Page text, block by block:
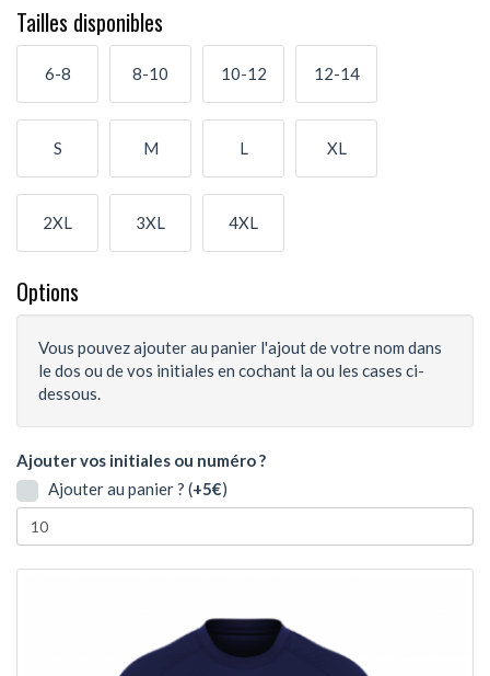
Tailles disponibles
6-8 8-10 10-12 12-14
S M L XL
2XL 3XL 4XL
Options
Vous pouvez ajouter au panier l'ajout de votre nom dans
le dos ou de vos initiales en cochant la ou les cases ci-
dessous.
Ajouter vos initiales ou numéro ?
Ajouter au panier ? (+5€)